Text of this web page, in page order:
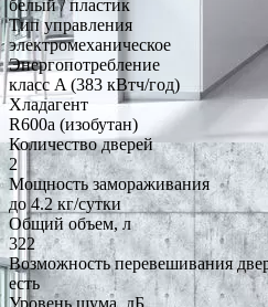
белый / пластик
Тип управления
электромеханическое
Энергопотребление
класс A (383 кВтч/год)
Хладагент
R600a (изобутан)
Количество дверей
2
Мощность замораживания
до 4.2 кг/cутки
Общий объем, л
322
Возможность перевешивания
есть
Уровень шума, дБ